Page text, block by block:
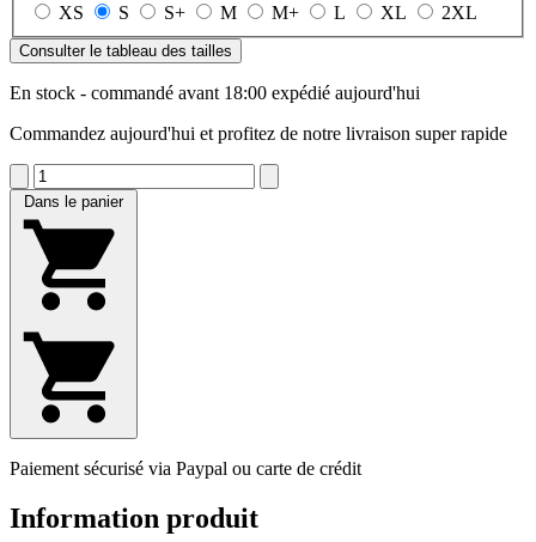
XS S S+ M M+ L XL 2XL
Consulter le tableau des tailles
En stock - commandé avant 18:00 expédié aujourd'hui
Commandez aujourd'hui et profitez de notre livraison super rapide
Dans le panier
Paiement sécurisé via Paypal ou carte de crédit
Information produit